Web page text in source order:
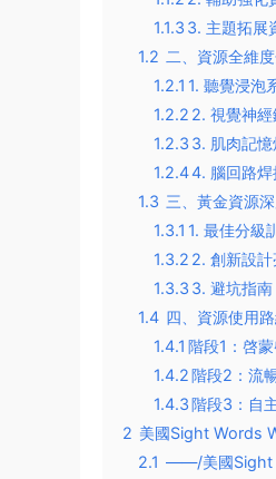
1.1.3 ​3. 主題拓展
1.2 二、​​資源全維
1.2.1 ​​1. 聽覺浸泡
1.2.2 ​​2. 視覺神
1.2.3 ​​3. 肌肉記
1.2.4​​4. 腦回路焊
1.3 三、黃金資源
1.3.1 ​1. 最佳分級
1.3.2 ​2. 創新設
1.3.3 ​3. 避坑指南​
1.4 四、資源使用
1.4.1 階段1：啓
1.4.2階段2：流
1.4.3階段3：自
2 美國Sight Words
2.1 ——/美國Sight